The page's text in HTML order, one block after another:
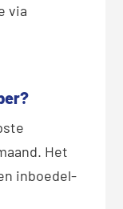
via
Het
inboedel-